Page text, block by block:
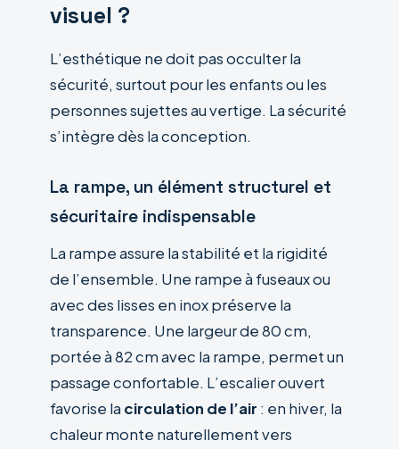
visuel ?
L’esthétique ne doit pas occulter la
sécurité, surtout pour les enfants ou les
personnes sujettes au vertige. La sécurité
s’intègre dès la conception.
La rampe, un élément structurel et
sécuritaire indispensable
La rampe assure la stabilité et la rigidité
de l’ensemble. Une rampe à fuseaux ou
avec des lisses en inox préserve la
transparence. Une largeur de 80 cm,
portée à 82 cm avec la rampe, permet un
passage confortable. L’escalier ouvert
favorise la circulation de l’air : en hiver, la
chaleur monte naturellement vers